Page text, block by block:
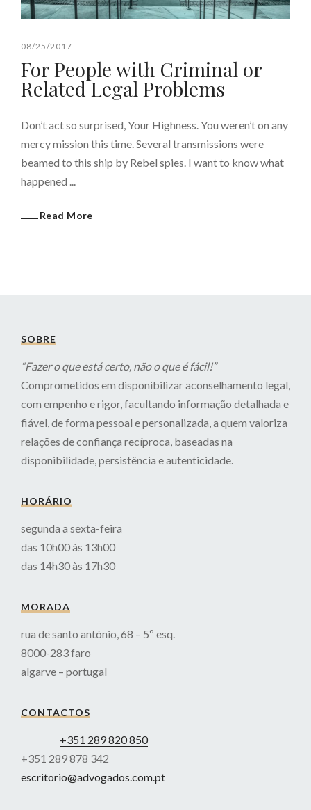
08/25/2017
For People with Criminal or
Related Legal Problems
Don’t act so surprised, Your Highness. You weren’t on any
mercy mission this time. Several transmissions were
beamed to this ship by Rebel spies. I want to know what
happened ...
Read More
SOBRE
“Fazer o que está certo, não o que é fácil!”
Comprometidos em disponibilizar aconselhamento legal,
com empenho e rigor, facultando informação detalhada e
fiável, de forma pessoal e personalizada, a quem valoriza
relações de confiança recíproca, baseadas na
disponibilidade, persistência e autenticidade.
HORÁRIO
segunda a sexta-feira
das 10h00 às 13h00
das 14h30 às 17h30
MORADA
rua de santo antónio, 68 – 5º esq.
8000-283 faro
algarve – portugal
CONTACTOS
+351 289 820 850
+351 289 878 342
escritorio@advogados.com.pt